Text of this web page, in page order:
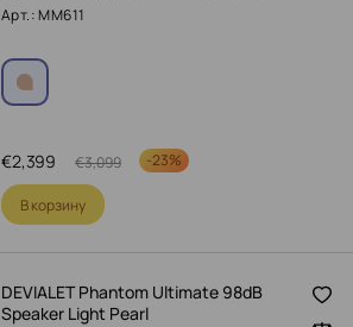
Арт.: MM611
2,399
€ 3,099
€ -23%
В корзину
DEVIALET Phantom Ultimate 98dB
Speaker Light Pearl